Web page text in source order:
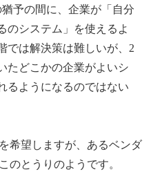
予の間に、企業が「自分
のシステム」を使えるよ
では解決策は難しいが、2
たどこかの企業がよいシ
るようになるのではない
希望しますが、あるベンダ
のとうりのようです。